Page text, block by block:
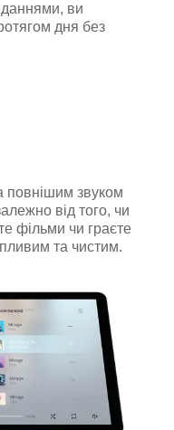
ви
дня без
повнішим звуком
від того, чи
фільми чи граєте
та чистим.